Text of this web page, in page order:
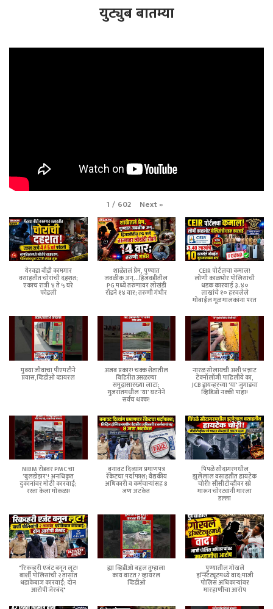
युट्युब बातम्या
1 / 602 Next»
येरवडा बीडी कामगार
वसाहतीत चोरांची दहशत;
एकाच रात्री ४ ते ५ घरे
फोडली
शाळेतलं प्रेम, पुण्यात
जवळीक अन्...हिंजवडीतील
PG मध्ये तरुणावर लोखंडी
रॉडने १४ वार; तरुणी गंभीर
CEIR पोर्टलचा कमाल!
लोणी काळभोर पोलिसांची
धडक कारवाई ३.४०
लाखांचे १० हरवलेले
मोबाईल मूळ मालकांना परत
मुक्या जीवाचा पीएमटीने
प्रवास,व्हिडीओ व्हायरल
अजब प्रकार! चक्क शेतातील
विहिरीत उसळल्या
समुद्रासारख्या लाटा;
गुजरातमधील 'या' घटनेने
सर्वच थक्क!
नारळ सोलायची अशी भन्नाट
टेक्नॉलॉजी पाहिलीये का,
JCB ड्रायव्हरच्या 'या' जुगाडचा
व्हिडिओ नक्की पाहा!
NIBM रोडवर PMC चा
'बुलडोझर'! अनधिकृत
दुकानांवर मोठी कारवाई;
रस्ता केला मोकळा!
बनावट दिव्यांग प्रमाणपत्र
रॅकेटचा पर्दाफाश; वैद्यकीय
अधिकारी व कर्मचाऱ्यांसह 8
जण अटकेत
पिंपळे सौदागरमधील
झुलेलाल वसाहतीत हायटेक
चोरी! सीसीटीव्हीवर स्प्रे
मारून चोरट्यांनी मारला
डल्ला
"रिकव्हरी एजंट बनून लूट!
बार्शी पोलिसांची २ तासांत
धडाकेबाज कारवाई; दोन
आरोपी जेरबंद"
ह्या व्हिडीओ बद्दल तुम्हाला
काय वाटत ? व्हायरल
व्हिडीओ
पुण्यातील गोखले
इन्स्टिट्यूटमध्ये वाद;माजी
पोलिस अधिकाऱ्यांवर
मारहाणीचा आरोप